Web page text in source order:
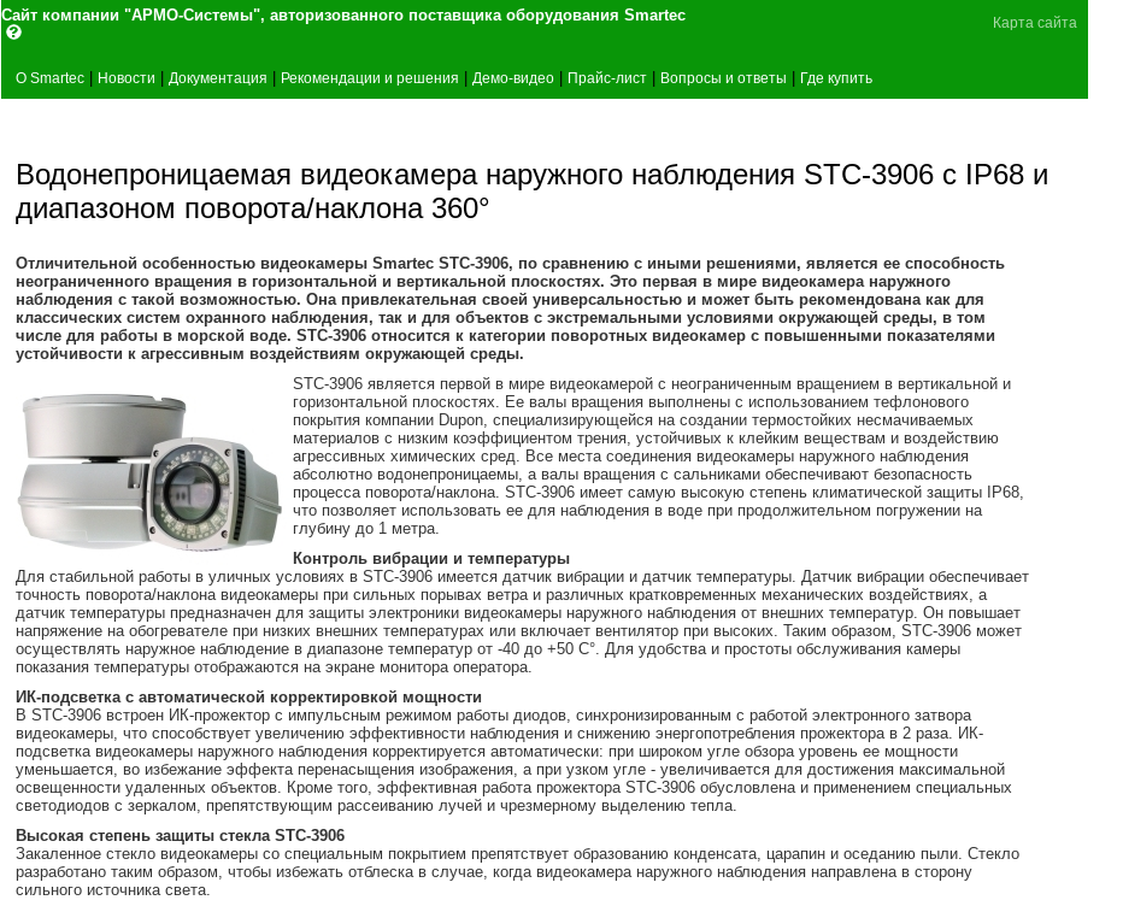
Сайт компании "АРМО-Системы", авторизованного поставщика оборудования Smartec Карта сайта
О Smartec Новости Документация Рекомендации и решения Демо-видео Прайс-лист Вопросы и ответы Где купить
Водонепроницаемая видеокамера наружного наблюдения STC-3906 с IP68 и
диапазоном поворота/наклона 360°
Отличительной особенностью видеокамеры Smartec STC-3906, по сравнению с иными решениями, является ее способность
неограниченного вращения в горизонтальной и вертикальной плоскостях. Это первая в мире видеокамера наружного
наблюдения с такой возможностью. Она привлекательная своей универсальностью и может быть рекомендована как для
классических систем охранного наблюдения, так и для объектов с экстремальными условиями окружающей среды, в том
числе для работы в морской воде. STC-3906 относится к категории поворотных видеокамер с повышенными показателями
устойчивости к агрессивным воздействиям окружающей среды.
STC-3906 является первой в мире видеокамерой с неограниченным вращением в вертикальной и
горизонтальной плоскостях. Ее валы вращения выполнены с использованием тефлонового
покрытия компании Dupon, специализирующейся на создании термостойких несмачиваемых
материалов с низким коэффициентом трения, устойчивых к клейким веществам и воздействию
агрессивных химических сред. Все места соединения видеокамеры наружного наблюдения
абсолютно водонепроницаемы, а валы вращения с сальниками обеспечивают безопасность
процесса поворота/наклона. STC-3906 имеет самую высокую степень климатической защиты IP68,
что позволяет использовать ее для наблюдения в воде при продолжительном погружении на
глубину до 1 метра.
Контроль вибрации и температуры
Для стабильной работы в уличных условиях в STC-3906 имеется датчик вибрации и датчик температуры. Датчик вибрации обеспечивает
точность поворота/наклона видеокамеры при сильных порывах ветра и различных кратковременных механических воздействиях, а
датчик температуры предназначен для защиты электроники видеокамеры наружного наблюдения от внешних температур. Он повышает
напряжение на обогревателе при низких внешних температурах или включает вентилятор при высоких. Таким образом, STC-3906 может
осуществлять наружное наблюдение в диапазоне температур от -40 до +50 C°. Для удобства и простоты обслуживания камеры
показания температуры отображаются на экране монитора оператора.
ИК-подсветка с автоматической корректировкой мощности
В STC-3906 встроен ИК-прожектор с импульсным режимом работы диодов, синхронизированным с работой электронного затвора
видеокамеры, что способствует увеличению эффективности наблюдения и снижению энергопотребления прожектора в 2 раза. ИК-
подсветка видеокамеры наружного наблюдения корректируется автоматически: при широком угле обзора уровень ее мощности
уменьшается, во избежание эффекта перенасыщения изображения, а при узком угле - увеличивается для достижения максимальной
освещенности удаленных объектов. Кроме того, эффективная работа прожектора STC-3906 обусловлена и применением специальных
светодиодов с зеркалом, препятствующим рассеиванию лучей и чрезмерному выделению тепла.
Высокая степень защиты стекла STC-3906
Закаленное стекло видеокамеры со специальным покрытием препятствует образованию конденсата, царапин и оседанию пыли. Стекло
разработано таким образом, чтобы избежать отблеска в случае, когда видеокамера наружного наблюдения направлена в сторону
сильного источника света.